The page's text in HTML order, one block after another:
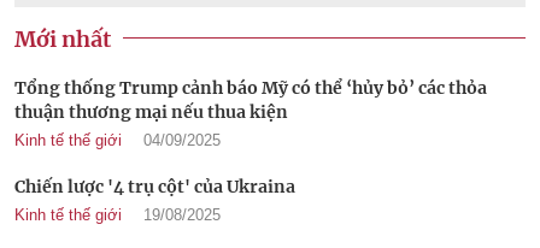
Mới nhất
Tổng thống Trump cảnh báo Mỹ có thể ‘hủy bỏ’ các thỏa
thuận thương mại nếu thua kiện
Kinh tế thế giới 04/09/2025
Chiến lược '4 trụ cột' của Ukraina
Kinh tế thế giới 19/08/2025